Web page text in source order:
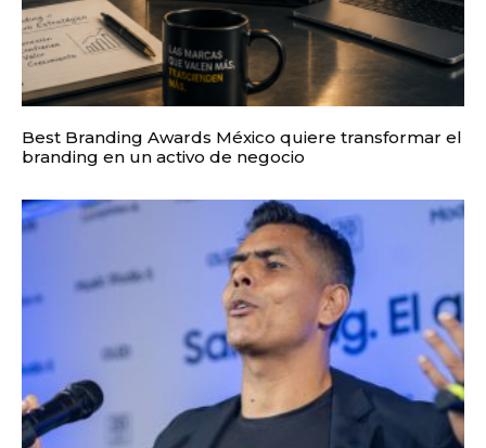
Best Branding Awards México quiere transformar el
branding en un activo de negocio